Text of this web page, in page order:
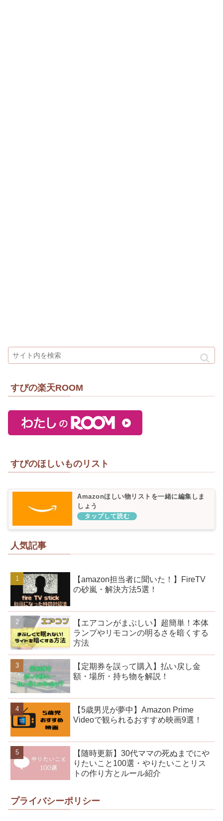
すぴの楽天ROOM
すぴのほしいものリスト
Amazonほしい物リストを一緒に編集しま
しょう
人気記事
【amazon担当者に聞いた！】FireTV
の砂嵐・解決方法5選！
【エアコンがまぶしい】超簡単！本体
ランプやリモコンの明るさを暗くする
方法
【定期券を誤って購入】払い戻し金
額・場所・持ち物を解説！
【5歳男児が夢中】Amazon Prime
Videoで観られるおすすめ映画9選！
【随時更新】30代ママの死ぬまでにや
りたいこと100選・やりたいことリス
トの作り方とルール紹介
プライバシーポリシー